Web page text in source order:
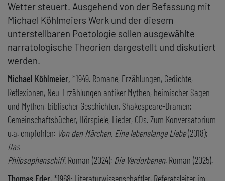
Wetter steuert. Ausgehend von der Befassung mit
Michael Köhlmeiers Werk und der diesem
unterstellbaren Poetologie sollen ausgewählte
narratologische Theorien dargestellt und diskutiert
werden.
Michael Köhlmeier, *1949. Romane, Erzählungen, Gedichte,
Reflexionen, Neu-Erzählungen antiker Mythen, heimischer Sagen
und Mythen, biblischer Geschichten, Shakespeare-Dramen;
Gemeinschaftsbücher, Hörspiele, Lieder, CDs. Zum Konversatorium
u.a. empfohlen: Von den Märchen. Eine lebenslange Liebe(2018);
Das
Philosophenschiff. Roman (2024); Die Verdorbenen. Roman (2025).
Thomas Eder, *1968; Literaturwissenschaftler, Referatsleiter im